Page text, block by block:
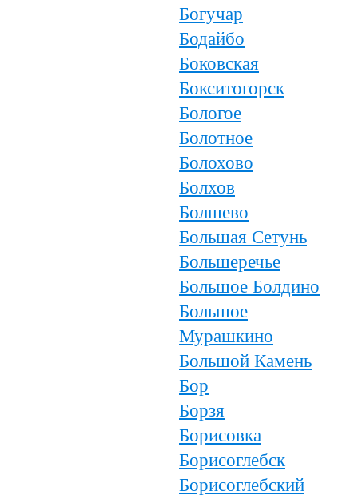
Богучар
Бодайбо
Боковская
Бокситогорск
Бологое
Болотное
Болохово
Болхов
Болшево
Большая Сетунь
Большеречье
Большое Болдино
Большое
Мурашкино
Большой Камень
Бор
Борзя
Борисовка
Борисоглебск
Борисоглебский